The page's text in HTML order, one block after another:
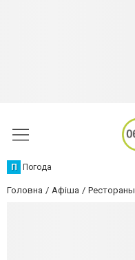
П Погода
Головна Афіша Рестораны